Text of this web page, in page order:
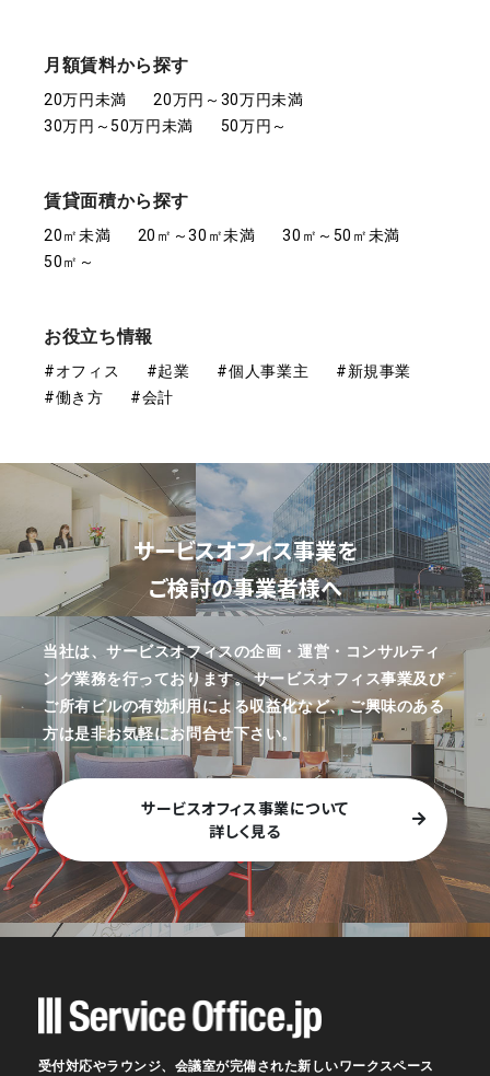
月額賃料から探す
20万円未満
20万円～30万円未満
30万円～50万円未満
50万円～
賃貸面積から探す
20㎡未満 20㎡～30㎡未満
30㎡～50㎡未満
50㎡～
お役立ち情報
#オフィス #起業 #個人事業主
#新規事業
#働き方
#会計
サービスオフィス事業を
ご検討の事業者様へ
当社は、サービスオフィスの企画・運営・コンサルティ
ング業務を行っております。サービスオフィス事業及び
ご所有ビルの有効利用による収益化など、ご興味のある
方は是非お気軽にお問合せ下さい。
サービスオフィス事業について
詳しく見る
受付対応やラウンジ、会議室が完備された新しいワークスペース